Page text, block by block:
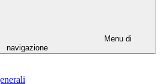
Menu di
navigazione